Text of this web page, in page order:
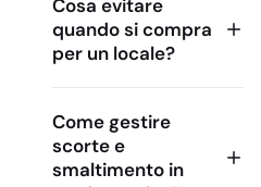
Cosa evitare
quando si compra
per un locale?
Come gestire
scorte e
smaltimento in